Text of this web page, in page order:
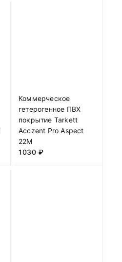
Коммерческое
гетерогенное ПВХ
покрытие Tarkett
Acczent Pro Aspect
22М
1030 ₽